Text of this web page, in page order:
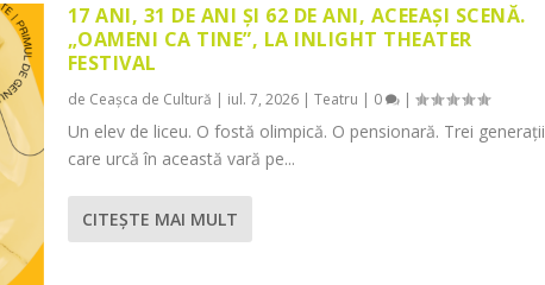
17 ANI, 31 DE ANI ȘI 62 DE ANI, ACEEAȘI SCENĂ.
„OAMENI CA TINE”, LA INLIGHT THEATER
FESTIVAL
de Ceașca de Cultură | iul. 7, 2026| Teatru | 0 |
Un elev de liceu. O fostă olimpică. O pensionară. Trei generații
care urcă în această vară pe...
CITEŞTE MAI MULT